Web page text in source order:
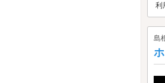
利
島